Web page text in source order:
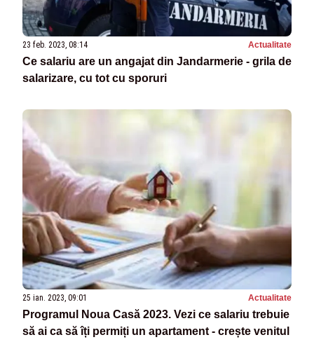
23 feb. 2023, 08:14 Actualitate
Ce salariu are un angajat din Jandarmerie - grila de
salarizare, cu tot cu sporuri
25 ian. 2023, 09:01 Actualitate
Programul Noua Casă 2023. Vezi ce salariu trebuie
să ai ca să îți permiți un apartament - crește venitul